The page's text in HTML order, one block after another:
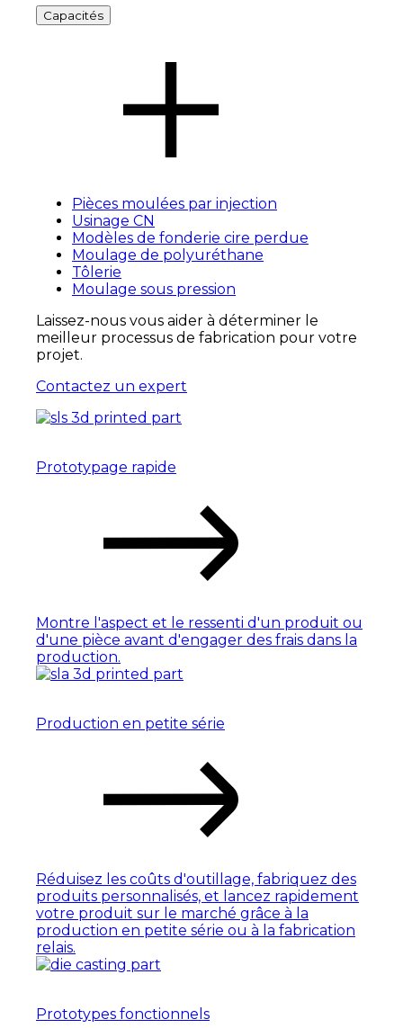
Capacités
Pièces moulées par injection
Usinage CN
Modèles de fonderie cire perdue
Moulage de polyuréthane
Tôlerie
Moulage sous pression
Laissez-nous vous aider à déterminer le
meilleur processus de fabrication pour votre
projet.
Contactez un expert
Prototypage rapide
Montre l'aspect et le ressenti d'un produit ou
d'une pièce avant d'engager des frais dans la
production.
Production en petite série
Réduisez les coûts d'outillage, fabriquez des
produits personnalisés, et lancez rapidement
votre produit sur le marché grâce à la
production en petite série ou à la fabrication
relais.
Prototypes fonctionnels